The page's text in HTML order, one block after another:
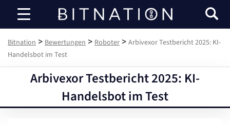
Bitnation
Bitnation > Bewertungen > Roboter > Arbivexor Testbericht 2025: KI-
Handelsbot im Test
Arbivexor Testbericht 2025: KI-
Handelsbot im Test